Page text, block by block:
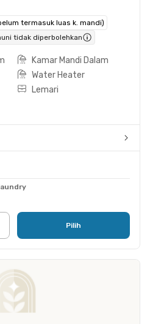
termasuk luas k. mandi)
tidak diperbolehkan
Kamar Mandi Dalam
Water Heater
Lemari
Pilih